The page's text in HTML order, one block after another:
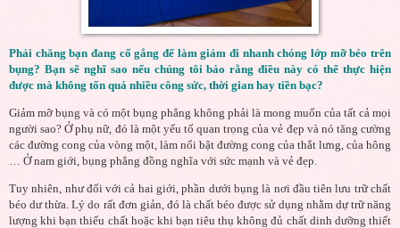
Phải chăng bạn đang cố gắng để làm giảm đi nhanh chóng lớp mỡ béo trên
bụng? Bạn sẽ nghĩ sao nếu chúng tôi bảo rằng điều này có thể thực hiện
được mà không tốn quá nhiều công sức, thời gian hay tiền bạc?
Giảm mỡ bụng và có một bụng phẳng không phải là mong muốn của tất cả mọi
người sao? Ở phụ nữ, đó là một yếu tố quan trọng của vẻ đẹp và nó tăng cường
các đường cong của vòng một, làm nổi bật đường cong của thắt lưng, của hông
… Ở nam giới, bụng phẳng đồng nghĩa với sức mạnh và vẻ đẹp.
Tuy nhiên, như đối với cả hai giới, phần dưới bụng là nơi đầu tiên lưu trữ chất
béo dư thừa. Lý do rất đơn giản, đó là chất béo được sử dụng nhằm dự trữ năng
lượng khi bạn thiếu chất hoặc khi bạn tiêu thụ không đủ chất dinh dưỡng thiết